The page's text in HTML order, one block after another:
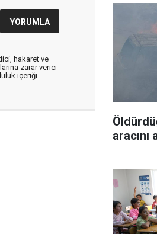
hakaret ve
zarar verici
içeriği